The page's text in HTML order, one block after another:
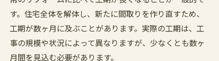
す。住宅全体を解体し、新たに間取りを作り直すため、
工期が数ヶ月に及ぶことがあります。実際の工期は、工
事の規模や状況によって異なりますが、少なくとも数ヶ
月間を見込む必要があります。